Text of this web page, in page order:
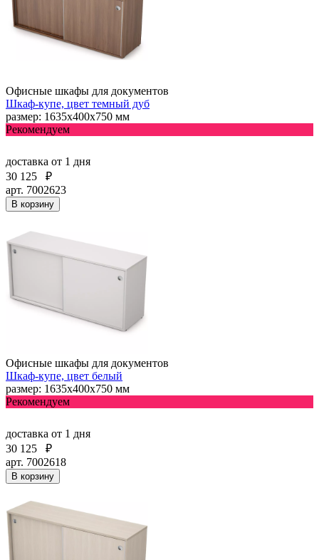
Офисные шкафы для документов
Шкаф-купе, цвет темный дуб
размер: 1635х400х750 мм
Рекомендуем
доставка от 1 дня
30 125
₽
арт. 7002623
В корзину
Офисные шкафы для документов
Шкаф-купе, цвет белый
размер: 1635х400х750 мм
Рекомендуем
доставка от 1 дня
30 125
₽
арт. 7002618
В корзину